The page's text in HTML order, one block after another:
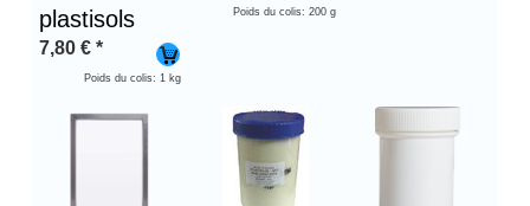
plastisols
7,80 € *
Poids du colis: 1 kg
Poids du colis: 200 g